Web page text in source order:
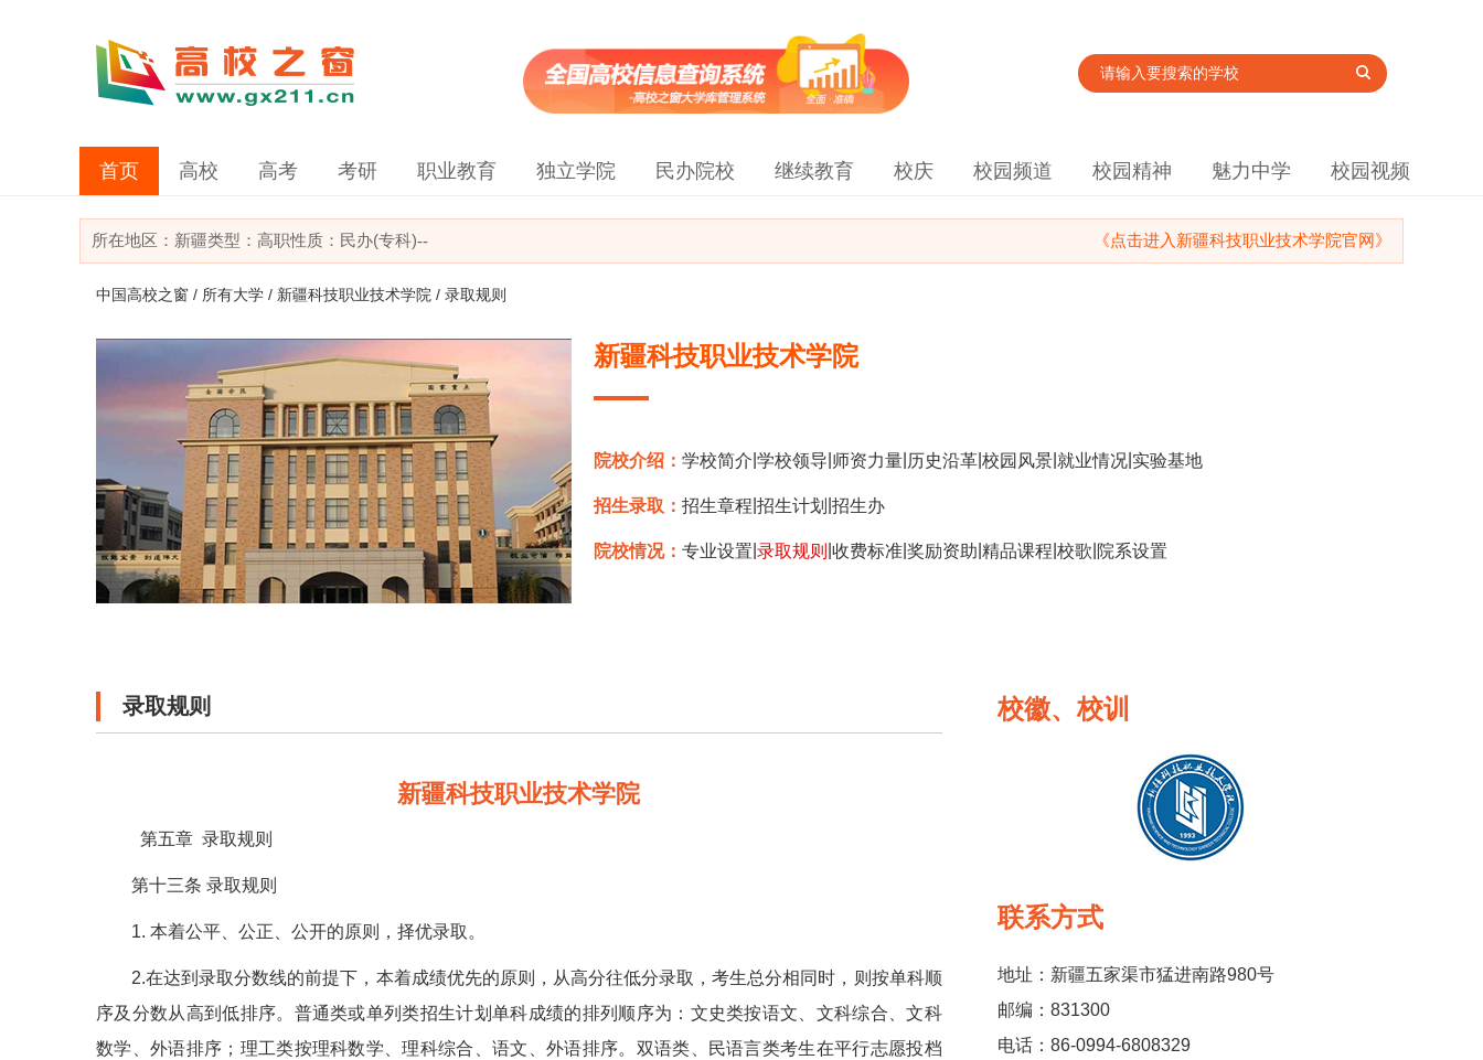
首页 高校 高考 考研 职业教育 独立学院 民办院校 继续教育 校庆 校园频道 校园精神 魅力中学 校园视频
所在地区： 新疆类型： 高职性质：民办(专科)-- 《点击进入新疆科技职业技术学院官网》
中国高校之窗 / 所有大学 / 新疆科技职业技术学院 / 录取规则
新疆科技职业技术学院
院校介绍：学校简介 |学校领导 师资力量 历史沿革 |校园风景 就业情况 实验基地
招生录取：招生章程 |招生计划 |招生办
院校情况：专业设置 |录取规则 |收费标准 |奖励资助 精品课程 |校歌 院系设置
录取规则
新疆科技职业技术学院
第五章 录取规则
第十三条 录取规则
1. 本着公平、公正、公开的原则，择优录取。
2.在达到录取分数线的前提下，本着成绩优先的原则，从高分往低分录取，考生总分相同时，则按单科顺
序及分数从高到低排序。普通类或单列类招生计划单科成绩的排列顺序为：文史类按语文、文科综合、文科
数学、外语排序；理工类按理科数学、理科综合、语文、外语排序。双语类、民语言类考生在平行志愿投档
校徽、校训
联系方式
地址：新疆五家渠市猛进南路980号
邮编：831300
电话：86-0994-6808329